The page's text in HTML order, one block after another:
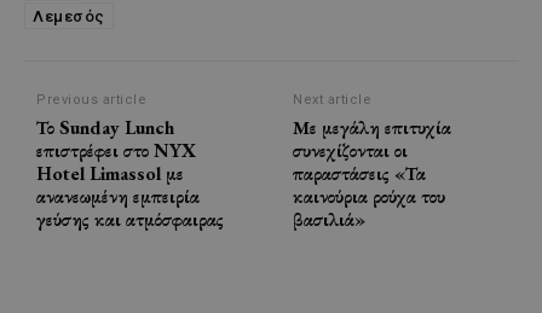
Λεμεσός
Previous article
Το Sunday Lunch
επιστρέφει στο NYX
Hotel Limassol με
ανανεωμένη εμπειρία
γεύσης και ατμόσφαιρας
Next article
Με μεγάλη επιτυχία
συνεχίζονται οι
παραστάσεις «Τα
καινούρια ρούχα του
βασιλιά»